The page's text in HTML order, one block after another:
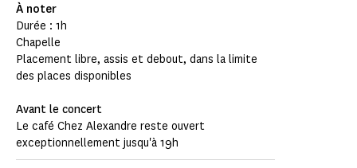
À noter
Durée : 1h
Chapelle
Placement libre, assis et debout, dans la limite
des places disponibles
Avant le concert
Le café Chez Alexandre reste ouvert
exceptionnellement jusqu'à 19h